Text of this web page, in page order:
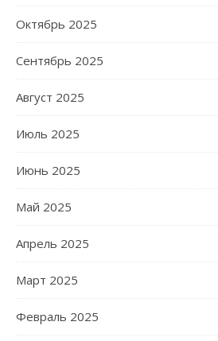
Октябрь 2025
Сентябрь 2025
Август 2025
Июль 2025
Июнь 2025
Май 2025
Апрель 2025
Март 2025
Февраль 2025